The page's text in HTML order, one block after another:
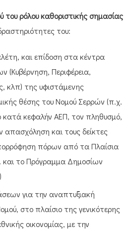
του ρόλου καθοριστικής σημασίας
του:
και επίδοση στα κέντρα
(Κυβέρνηση, Περιφέρεια,
κλπ) της υφιστάμενης
θέσης του Νομού Σερρών (π.χ.
κεφαλήν ΑΕΠ, τον πληθυσμό,
απασχόληση και τους δείκτες
πόρων από τα Πλαίσια
και το Πρόγραμμα Δημοσίων
για την αναπτυξιακή
στο πλαίσιο της γενικότερης
οικονομίας, με την